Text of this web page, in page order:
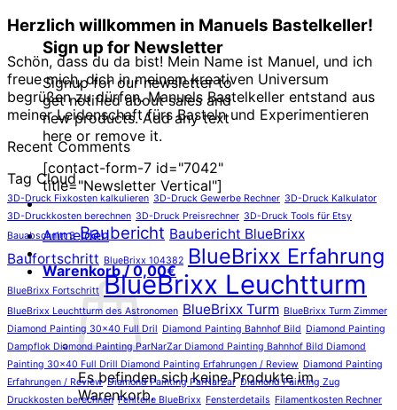
Sign up for Newsletter
Signup for our newsletter to
get notified about sales and
new products. Add any text
here or remove it.
[contact-form-7 id="7042"
title="Newsletter Vertical"]
Anmelden
Warenkorb /0,00€
Es befinden sich keine Produkte im
Warenkorb.
Herzlich willkommen in Manuels Bastelkeller!
Schön, dass du da bist! Mein Name ist Manuel, und ich
freue mich, dich in meinem kreativen Universum
begrüßen zu dürfen. Manuels Bastelkeller entstand aus
meiner Leidenschaft fürs Basteln und Experimentieren
Recent Comments
Tag Cloud
3D-Druck Fixkosten kalkulieren 3D-Druck Gewerbe Rechner 3D-Druck Kalkulator
3D-Druckkosten berechnen 3D-Druck Preisrechner 3D-Druck Tools für Etsy
Bauabschnitt 3 Baubericht Baubericht BlueBrixx
Baufortschritt BlueBrixx 104382 BlueBrixx Erfahrung
BlueBrixx Fortschritt BlueBrixx Leuchtturm
BlueBrixx Leuchtturm des Astronomen BlueBrixx Turm BlueBrixx Turm Zimmer
Diamond Painting 30x40 Full Dril Diamond Painting Bahnhof Bild Diamond Painting
Dampflok Diamond Painting ParNarZar Diamond Painting Bahnhof Bild Diamond
Painting 30x40 Full Drill Diamond Painting Erfahrungen / Review Diamond Painting
Erfahrungen / Review Diamond Painting ParNarZar Diamond Painting Zug
Druckkosten berechnen Fehlteile BlueBrixx Fensterdetails Filamentkosten Rechner